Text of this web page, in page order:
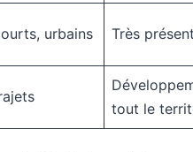
urbains Très
tout le